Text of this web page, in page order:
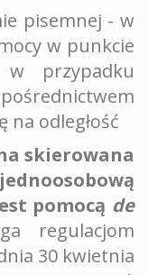
pisemnej - w
w punkcie
przypadku
odległość
skierowana
pomocą de
regulacjom
30 kwietnia